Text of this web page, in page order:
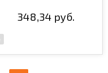
348,34 руб.